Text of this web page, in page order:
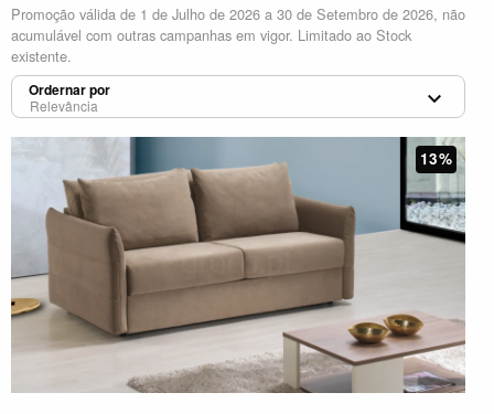
Promoção válida de 1 de Julho de 2026 a 30 de Setembro de 2026, não
acumulável com outras campanhas em vigor. Limitado ao Stock
existente.
Ordernar por
13%